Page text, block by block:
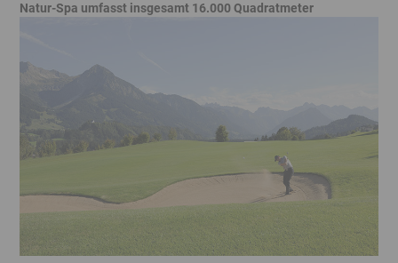
Natur-Spa umfasst insgesamt 16.000 Quadratmeter